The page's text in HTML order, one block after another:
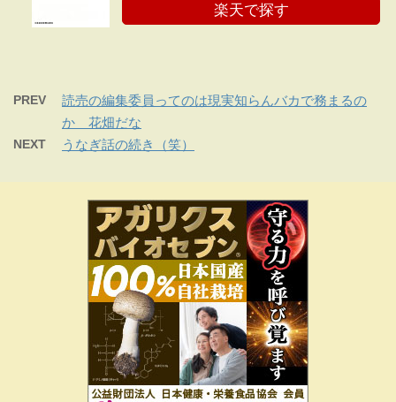
楽天で探す
PREV
読売の編集委員ってのは現実知らんバカで務まるの
か 花畑だな
NEXT うなぎ話の続き（笑）